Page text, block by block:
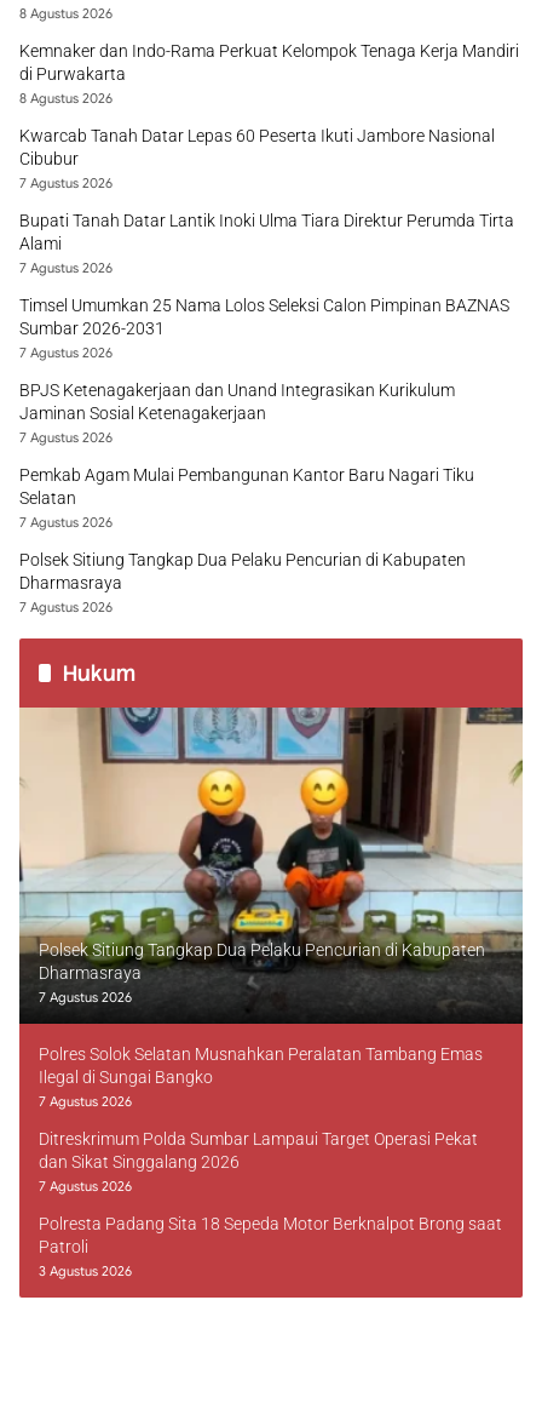
8 Agustus 2026
Kemnaker dan Indo-Rama Perkuat Kelompok Tenaga Kerja Mandiri
di Purwakarta
8 Agustus 2026
Kwarcab Tanah Datar Lepas 60 Peserta Ikuti Jambore Nasional
Cibubur
7 Agustus 2026
Bupati Tanah Datar Lantik Inoki Ulma Tiara Direktur Perumda Tirta
Alami
7 Agustus 2026
Timsel Umumkan 25 Nama Lolos Seleksi Calon Pimpinan BAZNAS
Sumbar 2026-2031
7 Agustus 2026
BPJS Ketenagakerjaan dan Unand Integrasikan Kurikulum
Jaminan Sosial Ketenagakerjaan
7 Agustus 2026
Pemkab Agam Mulai Pembangunan Kantor Baru Nagari Tiku
Selatan
7 Agustus 2026
Polsek Sitiung Tangkap Dua Pelaku Pencurian di Kabupaten
Dharmasraya
7 Agustus 2026
Hukum
Polsek Sitiung Tangkap Dua Pelaku Pencurian di Kabupaten
Dharmasraya
7 Agustus 2026
Polres Solok Selatan Musnahkan Peralatan Tambang Emas
Ilegal di Sungai Bangko
7 Agustus 2026
Ditreskrimum Polda Sumbar Lampaui Target Operasi Pekat
dan Sikat Singgalang 2026
7 Agustus 2026
Polresta Padang Sita 18 Sepeda Motor Berknalpot Brong saat
Patroli
3 Agustus 2026